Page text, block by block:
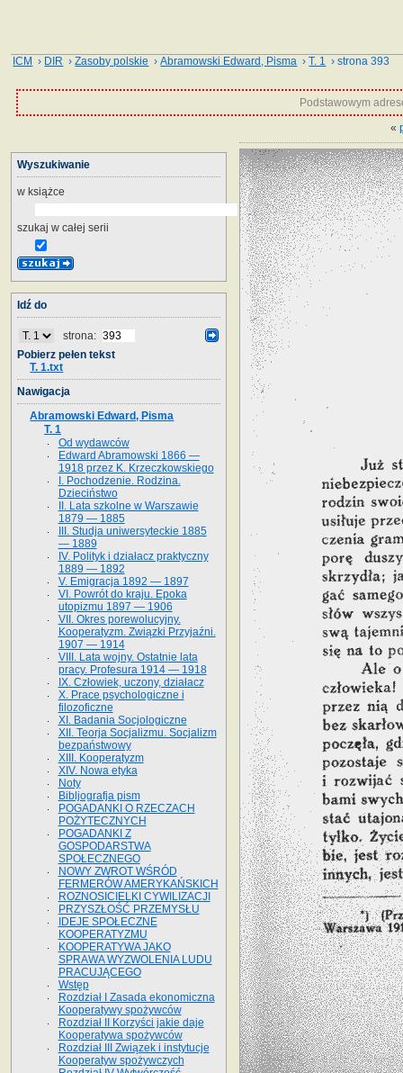
ICM › DIR ›Zasoby polskie ›Abramowski Edward, Pisma ›T. 1 › strona 393
Podstawowym
«
Wyszukiwanie
w książce
szukaj w całej serii
Idź do
strona:
Pobierz pełen tekst
T. 1.txt
Nawigacja
Abramowski Edward, Pisma
T. 1
Od wydawców
Edward Abramowski 1866 —
1918 przez K. Krzeczkowskiego
I. Pochodzenie. Rodzina.
Dzieciństwo
II. Lata szkolne w Warszawie
1879 — 1885
III. Studja uniwersyteckie 1885
— 1889
IV. Polityk i działacz praktyczny
1889 — 1892
V. Emigracja 1892 — 1897
VI. Powrót do kraju. Epoka
utopizmu 1897 — 1906
VII. Okres porewolucyjny.
Kooperatyzm. Związki Przyjaźni.
1907 — 1914
VIII. Lata wojny. Ostatnie lata
pracy. Profesura 1914 — 1918
IX. Człowiek, uczony, działacz
X. Prace psychologiczne i
filozoficzne
XI. Badania Socjologiczne
XII. Teorja Socjalizmu. Socjalizm
bezpaństwowy
XIII. Kooperatyzm
XIV. Nowa etyka
Noty
Bibljografja pism
POGADANKI O RZECZACH
POŻYTECZNYCH
POGADANKI Z
GOSPODARSTWA
SPOŁECZNEGO
NOWY ZWROT WŚRÓD
FERMERÓW AMERYKAŃSKICH
ROZNOSICIELKI CYWILIZACJI
PRZYSZŁOŚĆ PRZEMYSŁU
IDEJE SPOŁECZNE
KOOPERATYZMU
KOOPERATYWA JAKO
SPRAWA WYZWOLENIA LUDU
PRACUJĄCEGO
Wstęp
Rozdział I Zasada ekonomiczna
Kooperatywy spożywców
Rozdział II Korzyści jakie daje
Kooperatywa spożywców
Rozdział III Związek i instytucje
Kooperatyw spożywczych